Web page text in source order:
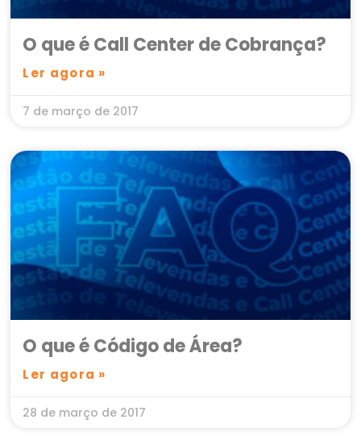
O que é Call Center de Cobrança?
Ler agora »
7 de março de 2017
O que é Código de Área?
Ler agora »
28 de março de 2017